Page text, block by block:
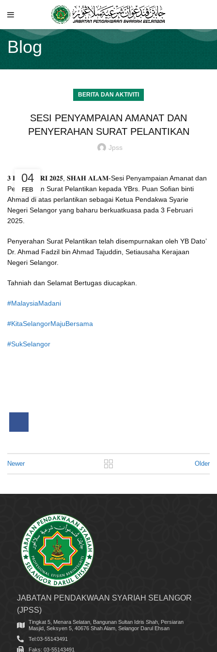
Blog
BERITA DAN AKTIVITI
SESI PENYAMPAIAN AMANAT DAN
PENYERAHAN SURAT PELANTIKAN
Jpss
04
FEB
𝟑 𝐅𝐄𝐁𝐑𝐔𝐀𝐑𝐈 𝟐𝟎𝟐𝟓, 𝐒𝐇𝐀𝐇 𝐀𝐋𝐀𝐌-Sesi Penyampaian Amanat dan
Penyerahan Surat Pelantikan kepada YBrs. Puan Sofian binti
Ahmad di atas perlantikan sebagai Ketua Pendakwa Syarie
Negeri Selangor yang baharu berkuatkuasa pada 3 Februari
2025.
Penyerahan Surat Pelantikan telah disempurnakan oleh YB Dato’
Dr. Ahmad Fadzil bin Ahmad Tajuddin, Setiausaha Kerajaan
Negeri Selangor.
Tahniah dan Selamat Bertugas diucapkan.
#MalaysiaMadani
#KitaSelangorMajuBersama
#SukSelangor
Newer Older
JABATAN PENDAKWAAN SYARIAH SELANGOR
(JPSS)
Tingkat 5, Menara Selatan, Bangunan Sultan Idris Shah, Persiaran
Masjid, Seksyen 5, 40676 Shah Alam, Selangor Darul Ehsan
Tel:03-55143491
Faks: 03-55143491